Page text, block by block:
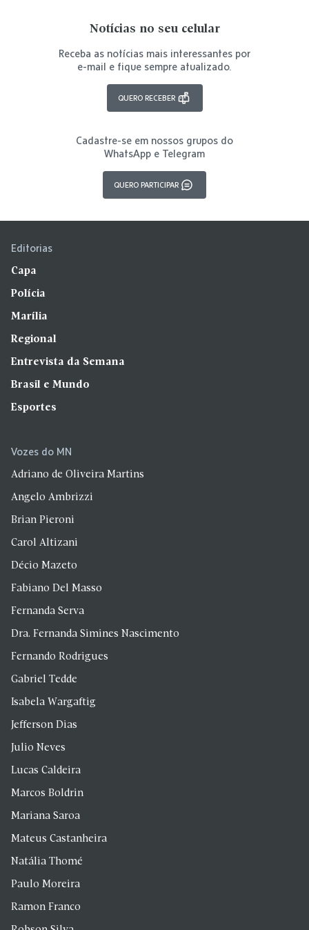
Notícias no seu celular
Receba as notícias mais interessantes por
e-mail e fique sempre atualizado.
QUERO RECEBER
Cadastre-se em nossos grupos do
WhatsApp e Telegram
QUERO PARTICIPAR
Editorias
Capa
Polícia
Marília
Regional
Entrevista da Semana
Brasil e Mundo
Esportes
Vozes do MN
Adriano de Oliveira Martins
Angelo Ambrizzi
Brian Pieroni
Carol Altizani
Décio Mazeto
Fabiano Del Masso
Fernanda Serva
Dra. Fernanda Simines Nascimento
Fernando Rodrigues
Gabriel Tedde
Isabela Wargaftig
Jefferson Dias
Julio Neves
Lucas Caldeira
Marcos Boldrin
Mariana Saroa
Mateus Castanheira
Natália Thomé
Paulo Moreira
Ramon Franco